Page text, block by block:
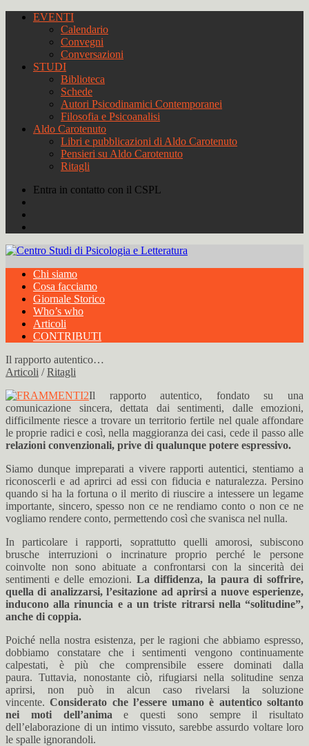
EVENTI
Calendario
Convegni
Conversazioni
STUDI
Biblioteca
Schede
Autori Psicodinamici Contemporanei
Filosofia e Psicoanalisi
Aldo Carotenuto
Libri e pubblicazioni di Aldo Carotenuto
Pensieri su Aldo Carotenuto
Ritagli
Entra in contatto con il CSPL
Chi siamo
Cosa facciamo
Giornale Storico
Who’s who
Articoli
CONTRIBUTI
Il rapporto autentico…
Articoli /Ritagli
Il rapporto autentico, fondato su una
comunicazione sincera, dettata dai sentimenti, dalle emozioni,
difficilmente riesce a trovare un territorio fertile nel quale affondare
le proprie radici e così, nella maggioranza dei casi, cede il passo alle
relazioni convenzionali, prive di qualunque potere espressivo.
Siamo dunque impreparati a vivere rapporti autentici, stentiamo a
riconoscerli e ad aprirci ad essi con fiducia e naturalezza. Persino
quando si ha la fortuna o il merito di riuscire a intessere un legame
importante, sincero, spesso non ce ne rendiamo conto o non ce ne
vogliamo rendere conto, permettendo così che svanisca nel nulla.
In particolare i rapporti, soprattutto quelli amorosi, subiscono
brusche interruzioni o incrinature proprio perché le persone
coinvolte non sono abituate a confrontarsi con la sincerità dei
sentimenti e delle emozioni. La diffidenza, la paura di soffrire,
quella di analizzarsi, l’esitazione ad aprirsi a nuove esperienze,
inducono alla rinuncia e a un triste ritrarsi nella “solitudine”,
anche di coppia.
Poiché nella nostra esistenza, per le ragioni che abbiamo espresso,
dobbiamo constatare che i sentimenti vengono continuamente
calpestati, è più che comprensibile essere dominati dalla
paura. Tuttavia, nonostante ciò, rifugiarsi nella solitudine senza
aprirsi, non può in alcun caso rivelarsi la soluzione
vincente.Considerato che l’essere umano è autentico soltanto
nei moti dell’anima e questi sono sempre il risultato
dell’elaborazione di un intimo vissuto, sarebbe assurdo voltare loro
le spalle ignorandoli.